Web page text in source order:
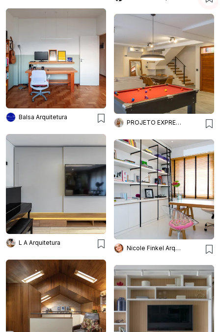
Balsa Arquitetura
PROJETO EXPRESS DECOR ONLINE
L A Arquitetura
Nicole Finkel Arq E Int